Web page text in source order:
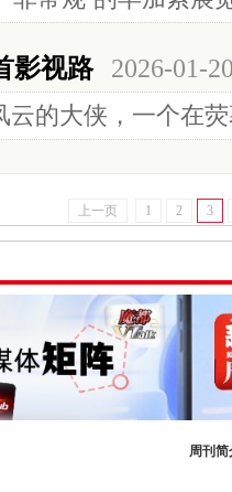
影视路 2026-01-
云的大侠，一个在
上一页 1 2 3
周刊简